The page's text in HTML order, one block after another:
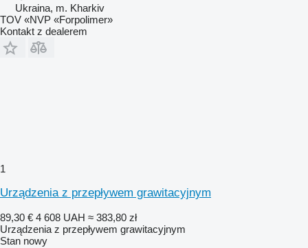
Ukraina, m. Kharkiv
TOV «NVP «Forpolimer»
Kontakt z dealerem
1
Urządzenia z przepływem grawitacyjnym
89,30 € 4 608 UAH ≈ 383,80 zł
Urządzenia z przepływem grawitacyjnym
Stan nowy